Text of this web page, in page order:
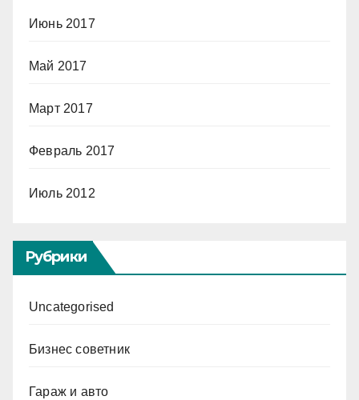
Июнь 2017
Май 2017
Март 2017
Февраль 2017
Июль 2012
Рубрики
Uncategorised
Бизнес советник
Гараж и авто